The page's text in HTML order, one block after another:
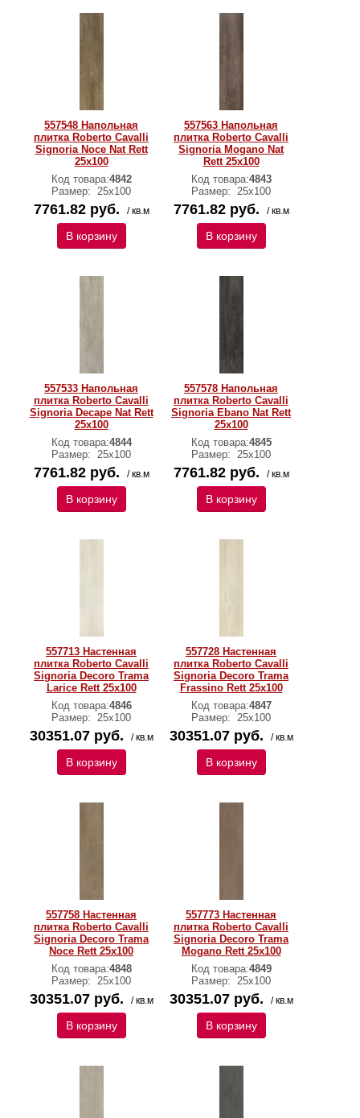
557548 Напольная
плитка Roberto Cavalli
Signoria Noce Nat Rett
25x100
Код товара:4842
Размер: 25x100
7761.82 руб. / кв.м
В корзину
557563 Напольная
плитка Roberto Cavalli
Signoria Mogano Nat
Rett 25x100
Код товара:4843
Размер: 25x100
7761.82 руб. / кв.м
В корзину
557533 Напольная
плитка Roberto Cavalli
Signoria Decape Nat Rett
25x100
Код товара:4844
Размер: 25x100
7761.82 руб. / кв.м
В корзину
557578 Напольная
плитка Roberto Cavalli
Signoria Ebano Nat Rett
25x100
Код товара:4845
Размер: 25x100
7761.82 руб. / кв.м
В корзину
557713 Настенная
плитка Roberto Cavalli
Signoria Decoro Trama
Larice Rett 25x100
Код товара:4846
Размер: 25x100
30351.07 руб. / кв.м
В корзину
557728 Настенная
плитка Roberto Cavalli
Signoria Decoro Trama
Frassino Rett 25x100
Код товара:4847
Размер: 25x100
30351.07 руб. / кв.м
В корзину
557758 Настенная
плитка Roberto Cavalli
Signoria Decoro Trama
Noce Rett 25x100
Код товара:4848
Размер: 25x100
30351.07 руб. / кв.м
В корзину
557773 Настенная
плитка Roberto Cavalli
Signoria Decoro Trama
Mogano Rett 25x100
Код товара:4849
Размер: 25x100
30351.07 руб. / кв.м
В корзину